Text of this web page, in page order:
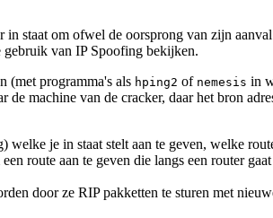
staat om ofwel de oorsprong van zijn
gebruik van IP Spoofing bekijken.
(met programma's als hping2 of nemesis in
machine van de cracker, daar het bron
je in staat stelt aan te geven, welke
route aan te geven die langs een router
door ze RIP pakketten te sturen met